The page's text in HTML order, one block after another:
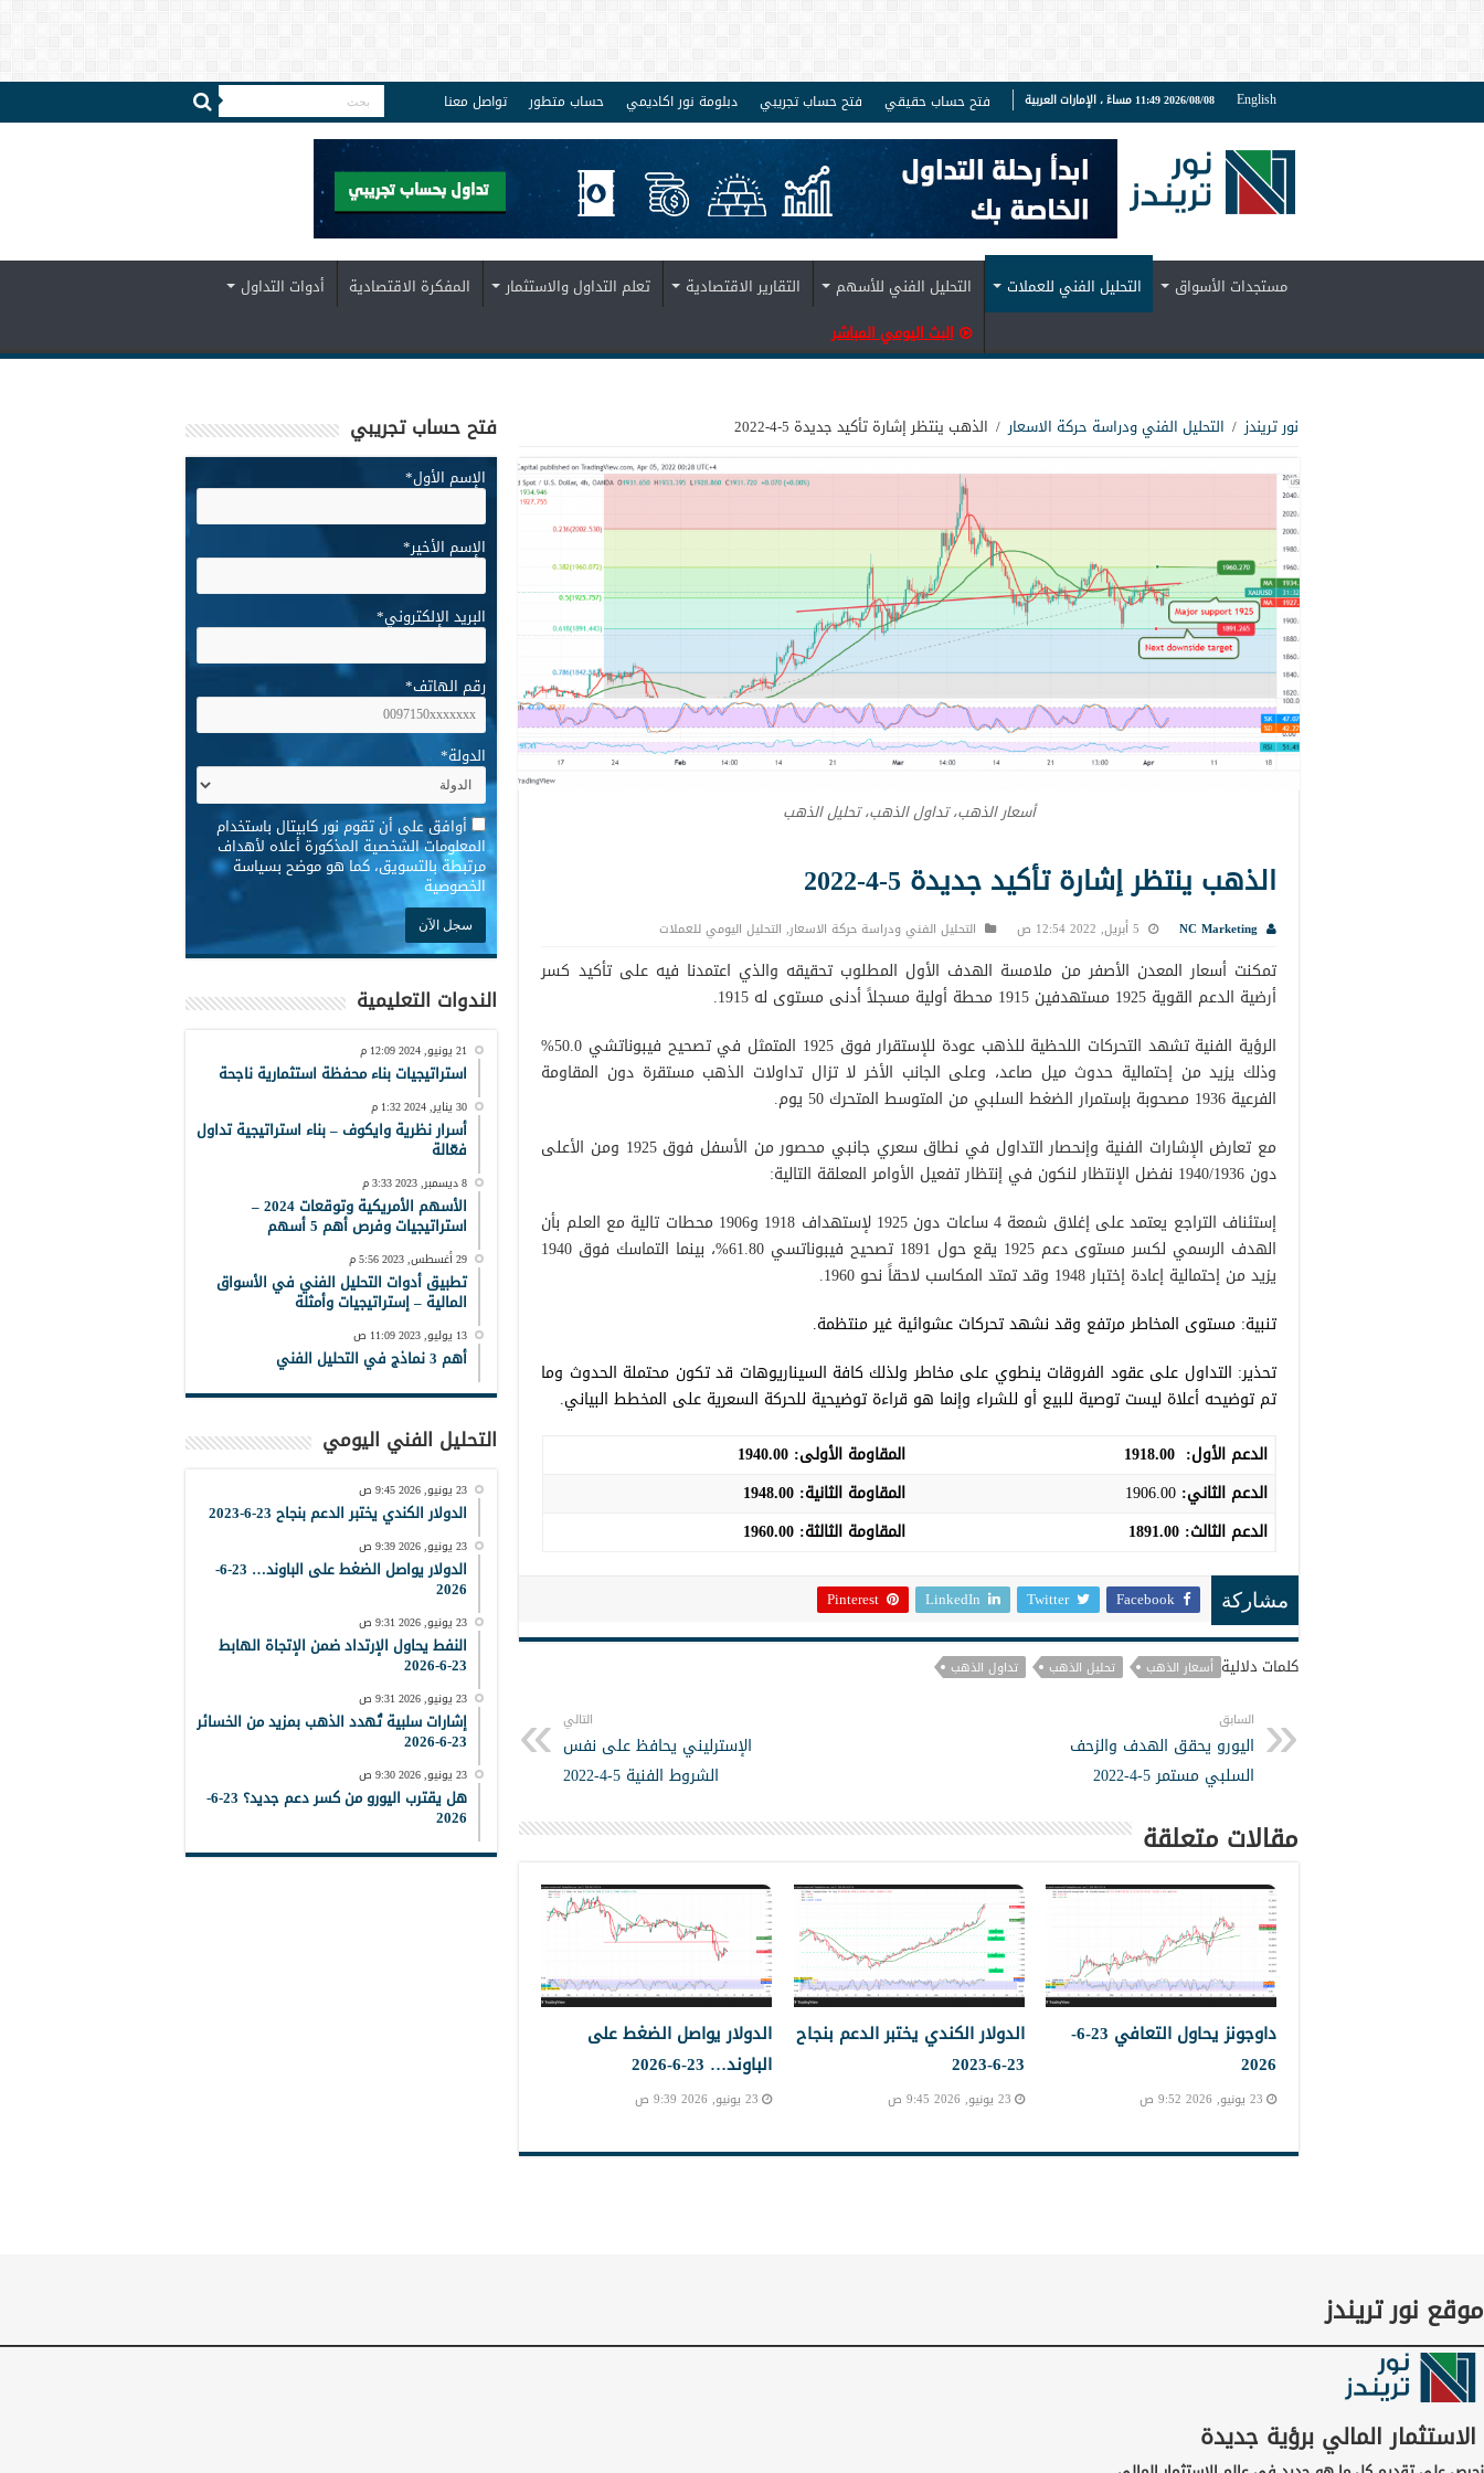
English 2026/08/08 11:49 مساءً ، الإمارات العربية فتح حساب حقيقي فتح حساب تجريبي دبلومة نور اكاديمي حساب متطور تواصل معنا
مستجدات الأسواق التحليل الفني للعملات التحليل الفني للأسهم التقارير الاقتصادية تعلم التداول والاستثمار المفكرة الاقتصادية
أدوات التداول
البث اليومي المباشر
نور تريندز / التحليل الفني ودراسة حركة الاسعار / الذهب ينتظر إشارة تأكيد جديدة 5-4-2022
أسعار الذهب، تداول الذهب، تحليل الذهب
الذهب ينتظر إشارة تأكيد جديدة 5-4-2022
NC Marketing 5 أبريل, 2022 12:54 ص التحليل الفني ودراسة حركة الاسعار, التحليل اليومي للعملات
تمكنت أسعار المعدن الأصفر من ملامسة الهدف الأول المطلوب تحقيقه والذي اعتمدنا فيه على تأكيد كسر
أرضية الدعم القوية 1925 مستهدفين 1915 محطة أولية مسجلاً أدنى مستوى له 1915.
الرؤية الفنية تشهد التحركات اللحظية للذهب عودة للإستقرار فوق 1925 المتمثل في تصحيح فيبوناتشي 50.0%
وذلك يزيد من إحتمالية حدوث ميل صاعد، وعلى الجانب الأخر لا تزال تداولات الذهب مستقرة دون المقاومة
الفرعية 1936 مصحوبة بإستمرار الضغط السلبي من المتوسط المتحرك 50 يوم.
مع تعارض الإشارات الفنية وإنحصار التداول في نطاق سعري جانبي محصور من الأسفل فوق 1925 ومن الأعلى
دون 1940/1936 نفضل الإنتظار لنكون في إنتظار تفعيل الأوامر المعلقة التالية:
إستئناف التراجع يعتمد على إغلاق شمعة 4 ساعات دون 1925 لإستهداف 1918 و1906 محطات تالية مع العلم بأن
الهدف الرسمي لكسر مستوى دعم 1925 يقع حول 1891 تصحيح فيبوناتسي 61.80%، بينما التماسك فوق 1940
يزيد من إحتمالية إعادة إختبار 1948 وقد تمتد المكاسب لاحقاً نحو 1960.
تنبية: مستوى المخاطر مرتفع وقد نشهد تحركات عشوائية غير منتظمة.
تحذير: التداول على عقود الفروقات ينطوي على مخاطر ولذلك كافة السيناريوهات قد تكون محتملة الحدوث وما
تم توضيحه أعلاة ليست توصية للبيع أو للشراء وإنما هو قراءة توضيحية للحركة السعرية على المخطط البياني.
الدعم الأول: 1918.00 المقاومة الأولى: 1940.00
الدعم الثاني:
المقاومة الثانية: 1948.00
الدعم الثالث:
1891.00 المقاومة الثالثة: 1960.00
مشاركة Facebook
Twitter
LinkedIn
Pinterest
كلمات دلالية أسعار الذهب تحليل الذهب تداول الذهب
السابق
اليورو يحقق الهدف والزحف
السلبي مستمر 5-4-2022
التالي
الإسترليني يحافظ على نفس
الشروط الفنية 5-4-2022
مقالات متعلقة
داوجونز يحاول التعافي 23-6-
2026
23 يونيو, 2026 9:52 ص
الدولار الكندي يختبر الدعم بنجاح
23-6-2023
23 يونيو, 2026 9:45 ص
الدولار يواصل الضغط على
الباوند… 23-6-2026
23 يونيو, 2026 9:39 ص
فتح حساب تجريبي
الإسم الأول*
الإسم الأخير*
البريد الإلكتروني*
رقم الهاتف*
الدولة*
* أوافق على أن تقوم نور كابيتال باستخدام
المعلومات الشخصية المذكورة أعلاه لأهداف
مرتبطة بالتسويق، كما هو موضح بسياسة
الخصوصية
الندوات التعليمية
21 يونيو, 2024 12:09 م
استراتيجيات بناء محفظة استثمارية ناجحة
30 يناير, 2024 1:32 م
أسرار نظرية وايكوف – بناء استراتيجية تداول
فعّالة
8 ديسمبر, 2023 3:33 م
الأسهم الأمريكية وتوقعات 2024 –
استراتيجيات وفرص أهم 5 أسهم
29 أغسطس, 2023 5:56 م
تطبيق أدوات التحليل الفني في الأسواق
المالية – إستراتيجيات وأمثلة
13 يوليو, 2023 11:09 ص
أهم 3 نماذج في التحليل الفني
التحليل الفني اليومي
23 يونيو, 2026 9:45 ص
الدولار الكندي يختبر الدعم بنجاح 23-6-2023
23 يونيو, 2026 9:39 ص
الدولار يواصل الضغط على الباوند… 23-6-
2026
23 يونيو, 2026 9:31 ص
النفط يحاول الإرتداد ضمن الإتجاة الهابط
23-6-2026
23 يونيو, 2026 9:31 ص
إشارات سلبية تُهدد الذهب بمزيد من الخسائر
23-6-2026
23 يونيو, 2026 9:30 ص
هل يقترب اليورو من كسر دعم جديد؟ 23-6-
2026
موقع نور تريندز
الاستثمار المالي برؤية جديدة